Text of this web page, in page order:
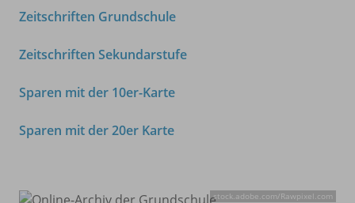
Zeitschriften Grundschule
Zeitschriften Sekundarstufe
Sparen mit der 10er-Karte
Sparen mit der 20er Karte
stock.adobe.com/Rawpixel.com